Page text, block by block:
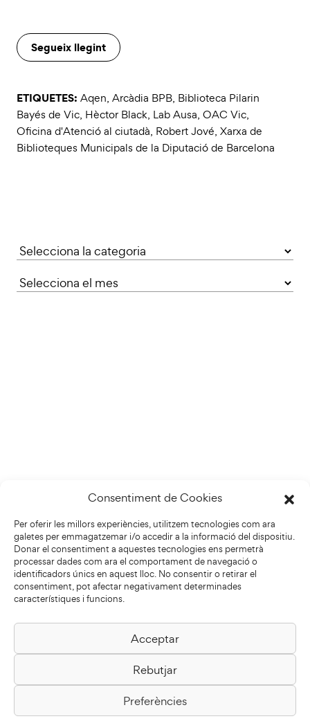
Consentiment de Cookies
Per oferir les millors experiències, utilitzem tecnologies com ara
galetes per emmagatzemar i/o accedir a la informació del dispositiu.
Donar el consentiment a aquestes tecnologies ens permetrà
processar dades com ara el comportament de navegació o
identificadors únics en aquest lloc. No consentir o retirar el
consentiment, pot afectar negativament determinades
característiques i funcions.
Acceptar
Rebutjar
Preferències
Segueix llegint
ETIQUETES: Aqen, Arcàdia BPB, Biblioteca Pilarin
Bayés de Vic, Hèctor Black, Lab Ausa, OAC Vic,
Oficina d'Atenció al ciutadà, Robert Jové, Xarxa de
Biblioteques Municipals de la Diputació de Barcelona
Categories
Biblioteca Pilarin Bayés
Passeig de la Generalitat, 1
08500 Vic